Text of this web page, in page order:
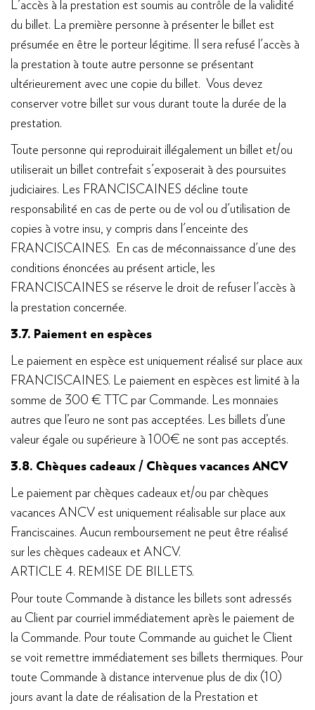
L'accès à la prestation est soumis au contrôle de la validité
du billet. La première personne à présenter le billet est
présumée en être le porteur légitime. Il sera refusé l'accès à
la prestation à toute autre personne se présentant
ultérieurement avec une copie du billet. Vous devez
conserver votre billet sur vous durant toute la durée de la
prestation.
Toute personne qui reproduirait illégalement un billet et/ou
utiliserait un billet contrefait s'exposerait à des poursuites
judiciaires. Les FRANCISCAINES décline toute
responsabilité en cas de perte ou de vol ou d'utilisation de
copies à votre insu, y compris dans l'enceinte des
FRANCISCAINES. En cas de méconnaissance d'une des
conditions énoncées au présent article, les
FRANCISCAINES se réserve le droit de refuser l'accès à
la prestation concernée.
3.7. Paiement en espèces
Le paiement en espèce est uniquement réalisé sur place aux
FRANCISCAINES. Le paiement en espèces est limité à la
somme de 300 € TTC par Commande. Les monnaies
autres que l’euro ne sont pas acceptées. Les billets d’une
valeur égale ou supérieure à 100€ ne sont pas acceptés.
3.8. Chèques cadeaux / Chèques vacances ANCV
Le paiement par chèques cadeaux et/ou par chèques
vacances ANCV est uniquement réalisable sur place aux
Franciscaines. Aucun remboursement ne peut être réalisé
sur les chèques cadeaux et ANCV.
ARTICLE 4. REMISE DE BILLETS.
Pour toute Commande à distance les billets sont adressés
au Client par courriel immédiatement après le paiement de
la Commande. Pour toute Commande au guichet le Client
se voit remettre immédiatement ses billets thermiques. Pour
toute Commande à distance intervenue plus de dix (10)
jours avant la date de réalisation de la Prestation et